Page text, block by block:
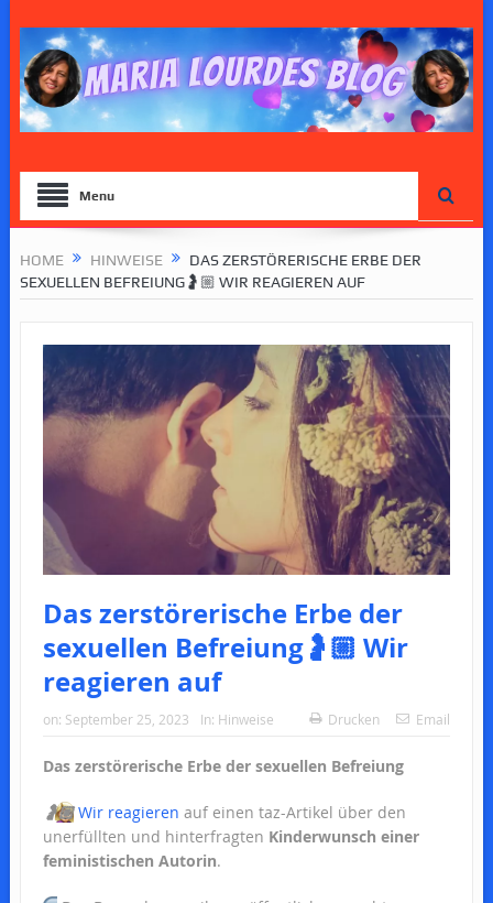
Menu
HOME HINWEISE
DAS ZERSTÖRERISCHE ERBE DER
SEXUELLEN BEFREIUNG🤰🏼 WIR REAGIEREN AUF
Das zerstörerische Erbe der
sexuellen Befreiung🤰🏼 Wir
reagieren auf
on: September 25, 2023 In: Hinweise Drucken Email
Das zerstörerische Erbe der sexuellen Befreiung
🤰🏼 Wir reagieren auf einen taz-Artikel über den
unerfüllten und hinterfragten Kinderwunsch einer
feministischen Autorin.